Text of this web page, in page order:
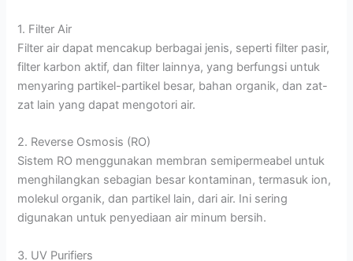
1. Filter Air
Filter air dapat mencakup berbagai jenis, seperti filter pasir,
filter karbon aktif, dan filter lainnya, yang berfungsi untuk
menyaring partikel-partikel besar, bahan organik, dan zat-
zat lain yang dapat mengotori air.
2. Reverse Osmosis (RO)
Sistem RO menggunakan membran semipermeabel untuk
menghilangkan sebagian besar kontaminan, termasuk ion,
molekul organik, dan partikel lain, dari air. Ini sering
digunakan untuk penyediaan air minum bersih.
3. UV Purifiers